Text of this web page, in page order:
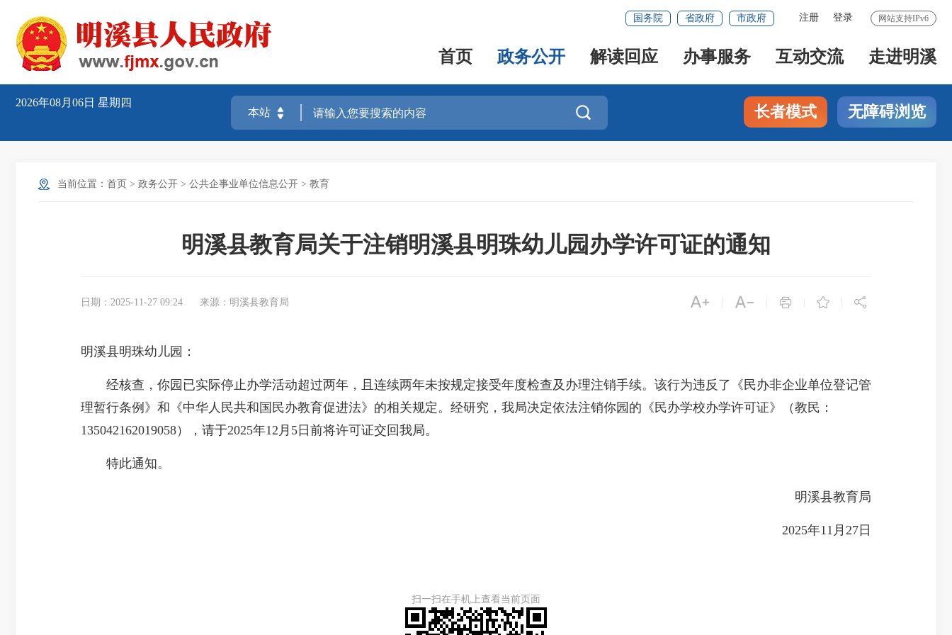
网站支持IPv6
注册 登录
国务院 省政府 市政府
首页 政务公开 解读回应 办事服务 互动交流 走进明溪
2026年08月06日 星期四
 长者模式 无障碍浏览
当前位置： 首页 > 政务公开 > 公共企事业单位信息公开 > 教育
明溪县教育局关于注销明溪县明珠幼儿园办学许可证的通知
日期：2025-11-27 09:24 来源：明溪县教育局     
明溪县明珠幼儿园：
经核查，你园已实际停止办学活动超过两年，且连续两年未按规定接受年度检查及办理注销手续。该行为违反了《民办非企业单位登记管
理暂行条例》和《中华人民共和国民办教育促进法》的相关规定。经研究，我局决定依法注销你园的《民办学校办学许可证》（教民：
135042162019058），请于2025年12月5日前将许可证交回我局。
特此通知。
明溪县教育局
2025年11月27日
扫一扫在手机上查看当前页面